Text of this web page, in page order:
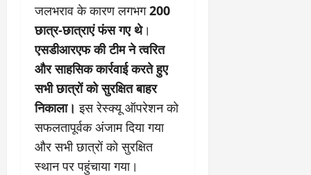
जलभराव के कारण लगभग200
छात्र-छात्राएं फंस गए थे।
एसडीआरएफ की टीम ने त्वरित
और साहसिक कार्रवाई करते हुए
सभी छात्रों को सुरक्षित बाहर
निकाला। इस रेस्क्यू ऑपरेशन को
सफलतापूर्वक अंजाम दिया गया
और सभी छात्रों को सुरक्षित
स्थान पर पहुंचाया गया।